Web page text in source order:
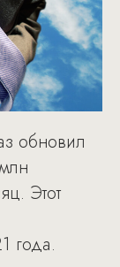
обновил
Этот
года.